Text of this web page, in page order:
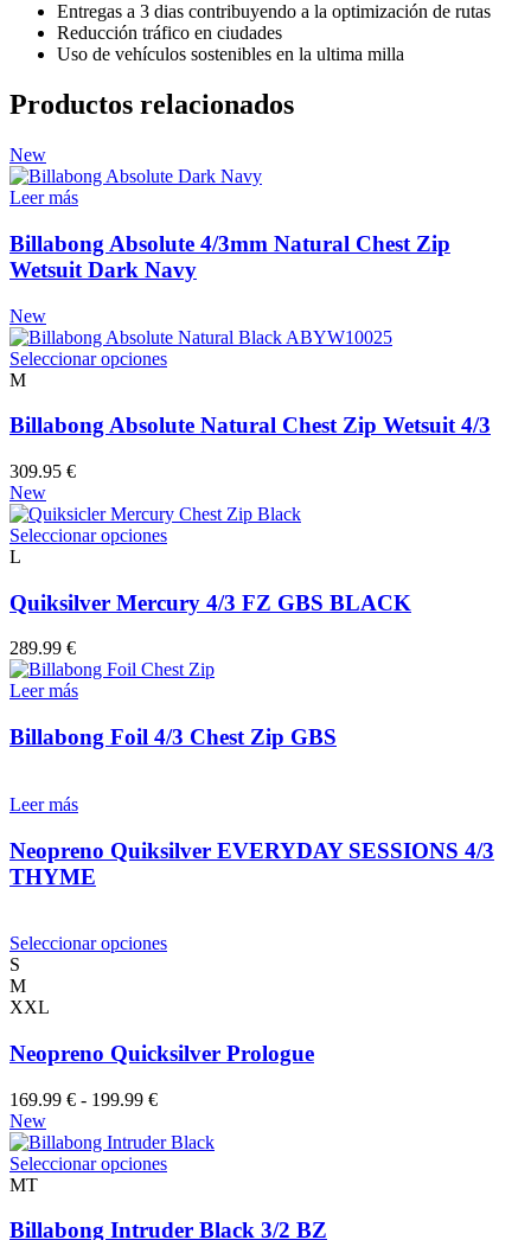
Entregas a 3 dias contribuyendo a la optimización de rutas
Reducción tráfico en ciudades
Uso de vehículos sostenibles en la ultima milla
Productos relacionados
New
Leer más
Billabong Absolute 4/3mm Natural Chest Zip
Wetsuit Dark Navy
New
Seleccionar opcionesEste
múltiples
se
pueden
elegir
página
M
Billabong Absolute Natural Chest Zip Wetsuit 4/3
309.95 €
New
Seleccionar opcionesEste
múltiples
variantes.
opciones
se
elegir
en
L
Quiksilver Mercury 4/3 FZ GBS BLACK
289.99 €
Leer más
Billabong Foil 4/3 Chest Zip GBS
Leer más
Neopreno Quiksilver EVERYDAY SESSIONS 4/3
THYME
Seleccionar opcionesEste
Las
opciones
elegir
en
la
de
S
M
XXL
Neopreno Quicksilver Prologue
169.99 € - 199.99 €Rango
precios:
desde
199.99 €
New
Seleccionar opcionesEste
múltiples
MT
Billabong Intruder Black 3/2 BZ